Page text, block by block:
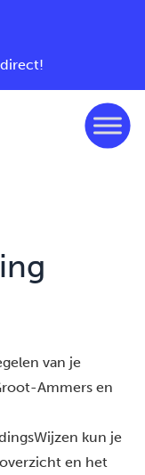
van je
Ammers en
kun je
en het